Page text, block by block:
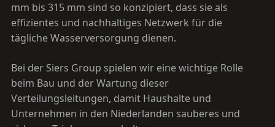
mm bis 315 mm sind so konzipiert, dass sie als
effizientes und nachhaltiges Netzwerk für die
tägliche Wasserversorgung dienen.
Bei der Siers Group spielen wir eine wichtige Rolle
beim Bau und der Wartung dieser
Verteilungsleitungen, damit Haushalte und
Unternehmen in den Niederlanden sauberes und